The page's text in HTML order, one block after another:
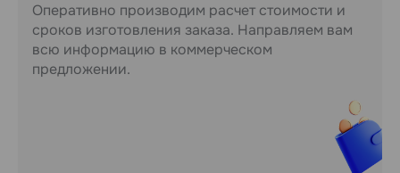
Оперативно производим расчет стоимости и
сроков изготовления заказа. Направляем вам
всю информацию в коммерческом
предложении.